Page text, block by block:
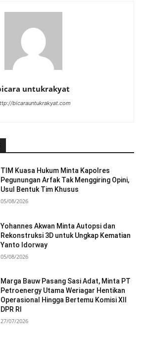
untukrakyat
bicarauntukrakyat.com
TIM Kuasa Hukum Minta Kapolres
Pegunungan Arfak Tak Menggiring Opini,
Usul Bentuk Tim Khusus
05/08/2026
Yohannes Akwan Minta Autopsi dan
Rekonstruksi 3D untuk Ungkap Kematian
Yanto Idorway
05/08/2026
Marga Bauw Pasang Sasi Adat, Minta PT
Petroenergy Utama Weriagar Hentikan
Operasional Hingga Bertemu Komisi XII
DPR RI
27/07/2026